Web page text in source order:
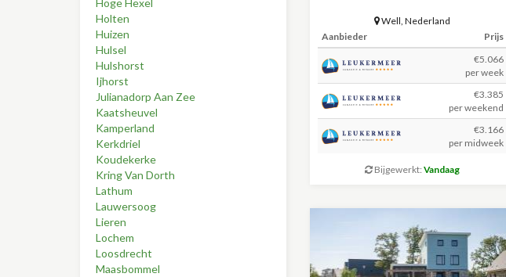
Hoge Hexel
Holten
Huizen
Hulsel
Hulshorst
Ijhorst
Julianadorp Aan Zee
Kaatsheuvel
Kamperland
Kerkdriel
Koudekerke
Kring Van Dorth
Lathum
Lauwersoog
Lieren
Lochem
Loosdrecht
Maasbommel
Well,Nederland
Aanbieder
Prijs
€5.066
per week
€3.385
per weekend
€3.166
per midweek
Bijgewerkt:Vandaag